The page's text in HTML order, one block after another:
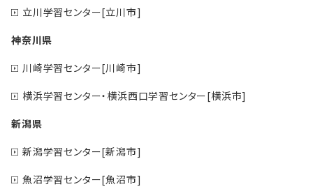
立川学習センター[立川市]
神奈川県
川崎学習センター[川崎市]
横浜学習センター・横浜西口学習センター[横浜市]
新潟県
新潟学習センター[新潟市]
魚沼学習センター[魚沼市]